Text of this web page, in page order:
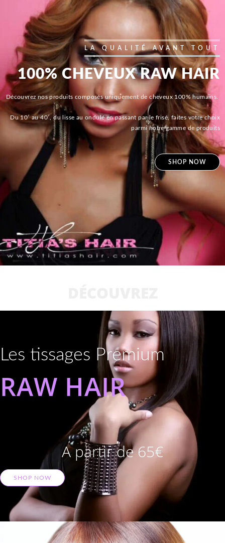
LA QUALITÉ AVANT TOUT
100% CHEVEUX RAW HAIR
Découvrez nos produits composés uniquement de cheveux 100% humains.
Du 10′ au 40′, du lisse au ondulé en passant par le frisé, faites votre choix
parmi notre gamme de produits
SHOP NOW
Les tissages Premium
RAW HAIR
A partir de 65€
SHOP NOW